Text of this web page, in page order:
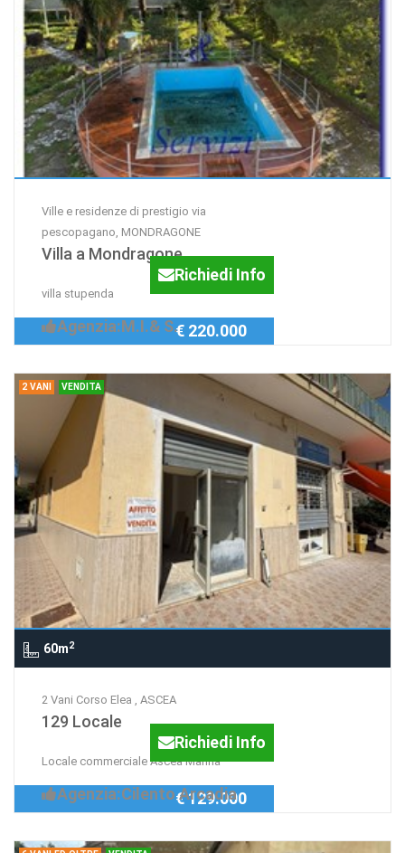
Ville e residenze di prestigio via
pescopagano, MONDRAGONE
Villa a Mondragone
villa stupenda
Richiedi Info
Agenzia:M.I.& S.€ 220.000
2 VANI VENDITA
60m2
2 Vani Corso Elea , ASCEA
129 Locale
Locale commerciale Ascea Marina
Richiedi Info
Agenzia:Cilento Arcadia
€ 129.000